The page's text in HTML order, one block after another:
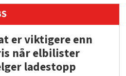
er viktigere enn
når elbilister
ladestopp